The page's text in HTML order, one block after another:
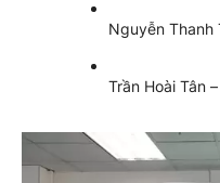
Nguyễn Thanh
Trần Hoài Tân